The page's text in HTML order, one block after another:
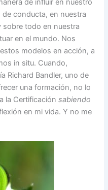
de influir en nuestro
conducta, en nuestra
todo en nuestra
en el mundo. Nos
modelos en acción, a
in situ. Cuando,
Richard Bandler, uno de
una formación, no lo
la Certificaciónsabiendo
en mi vida. Y no me